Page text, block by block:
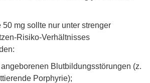
mg sollte nur unter strenger
Risiko-Verhältnisses
Blutbildungsstörungen (z.
Porphyrie);